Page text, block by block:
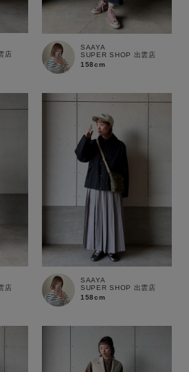
店
SAAYA
SUPER SHOP 出雲店
158cm
店
SAAYA
SUPER SHOP 出雲店
158cm